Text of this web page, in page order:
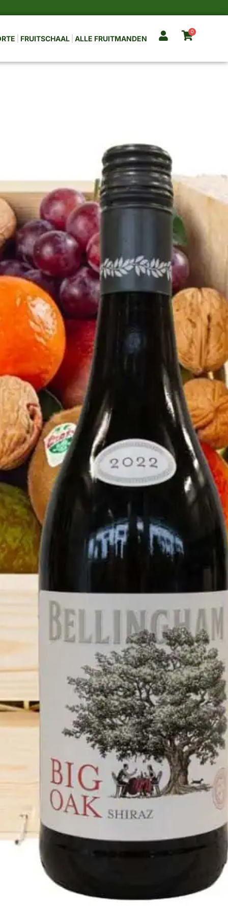
FRUITSCHAAL ALLE FRUITMANDEN
0